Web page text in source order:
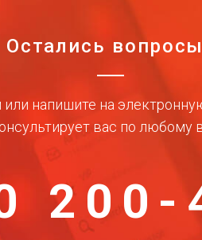
Остались
напишите на
вас по любому
200-